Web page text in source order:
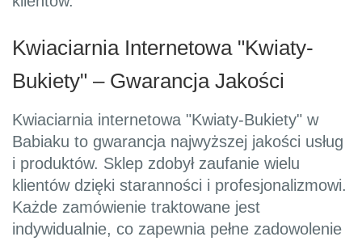
Kwiaciarnia Internetowa "Kwiaty-
Bukiety" – Gwarancja Jakości
Kwiaciarnia internetowa "Kwiaty-Bukiety" w
Babiaku to gwarancja najwyższej jakości usług
i produktów. Sklep zdobył zaufanie wielu
klientów dzięki staranności i profesjonalizmowi.
Każde zamówienie traktowane jest
indywidualnie, co zapewnia pełne zadowolenie